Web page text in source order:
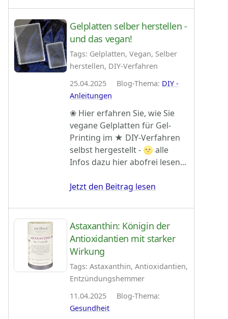
Gelplatten selber herstellen -
und das vegan!
Tags: Gelplatten, Vegan, Selber
herstellen, DIY-Verfahren
25.04.2025 Blog-Thema: DIY -
Anleitungen
❀ Hier erfahren Sie, wie Sie
vegane Gelplatten für Gel-
Printing im ★ DIY-Verfahren
selbst hergestellt - 🌝 alle
Infos dazu hier abofrei lesen...
Jetzt den Beitrag lesen
Astaxanthin: Königin der
Antioxidantien mit starker
Wirkung
Tags: Astaxanthin, Antioxidantien,
Entzündungshemmer
11.04.2025 Blog-Thema:
Gesundheit